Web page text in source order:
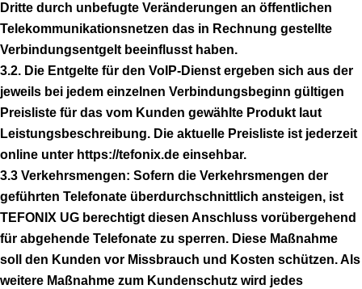
Dritte durch unbefugte Veränderungen an öffentlichen
Telekommunikationsnetzen das in Rechnung gestellte
Verbindungsentgelt beeinflusst haben.
3.2. Die Entgelte für den VoIP-Dienst ergeben sich aus der
jeweils bei jedem einzelnen Verbindungsbeginn gültigen
Preisliste für das vom Kunden gewählte Produkt laut
Leistungsbeschreibung. Die aktuelle Preisliste ist jederzeit
online unter https://tefonix.de einsehbar.
3.3 Verkehrsmengen: Sofern die Verkehrsmengen der
geführten Telefonate überdurchschnittlich ansteigen, ist
TEFONIX UG berechtigt diesen Anschluss vorübergehend
für abgehende Telefonate zu sperren. Diese Maßnahme
soll den Kunden vor Missbrauch und Kosten schützen. Als
weitere Maßnahme zum Kundenschutz wird jedes